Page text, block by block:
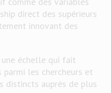
direct des supérieurs
innovant des
une échelle qui fait
parmi les chercheurs et
distincts auprès de plus